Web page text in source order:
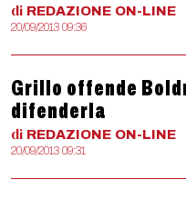
di REDAZIONE ON-LINE
20/09/2013 09:36
Grillo offende
difenderla
di REDAZIONE ON-LINE
20/09/2013 09:31